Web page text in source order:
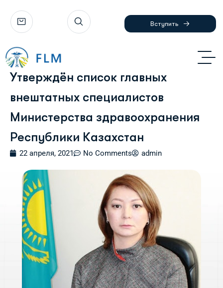
Вступить
Утверждён список главных
внештатных специалистов
Министерства здравоохранения
Республики Казахстан
22 апреля, 2021 No Comments admin